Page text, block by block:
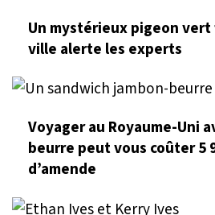
Un mystérieux pigeon
ville alerte les experts
Voyager au Royaume-Uni
beurre peut vous coûter 5
d’amende